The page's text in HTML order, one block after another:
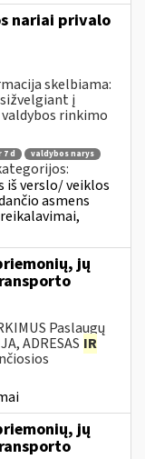
nariai privalo
skelbiama:
į
rinkimo
7 d
valdybos narys
iš verslo/ veiklos
asmens
jų
Paslaugų
ADRESAS IR
jų